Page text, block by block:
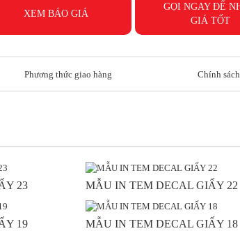
XEM BÁO GIÁ
GỌI NGAY ĐỂ
GIÁ TỐT
Phương thức giao hàng Chính
23 MẪU IN TEM DECAL GIẤY 22
19 MẪU IN TEM DECAL GIẤY 18